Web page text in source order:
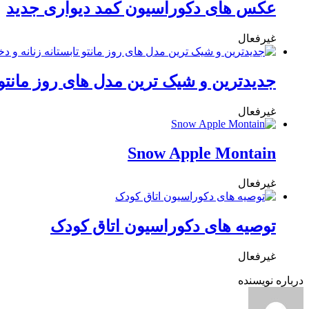
عکس های دکوراسیون کمد دیواری جدید
غیرفعال
جدیدترین و شیک ترین مدل های روز مانتو
غیرفعال
Snow Apple Montain
غیرفعال
توصیه های دکوراسیون اتاق کودک
غیرفعال
درباره نویسنده